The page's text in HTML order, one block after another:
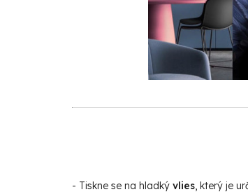
- Tiskne se na hladký vlies, který je